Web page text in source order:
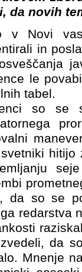
da novih
v Novi
in
le
tabel.
so se
hitijo
da so se
redarstva
da
Mnenje